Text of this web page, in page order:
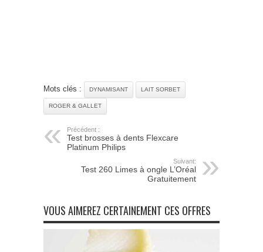
Mots clés : DYNAMISANT LAIT SORBET
ROGER & GALLET
Précédent :
Test brosses à dents Flexcare
Platinum Philips
Suivant:
Test 260 Limes à ongle L’Oréal
Gratuitement
VOUS AIMEREZ CERTAINEMENT CES OFFRES